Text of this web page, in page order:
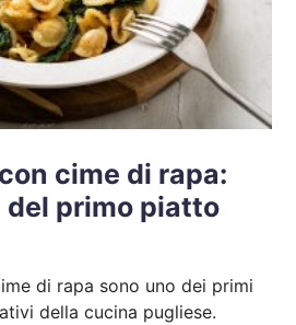
cime di rapa:
primo piatto
di rapa sono uno dei primi
della cucina pugliese.